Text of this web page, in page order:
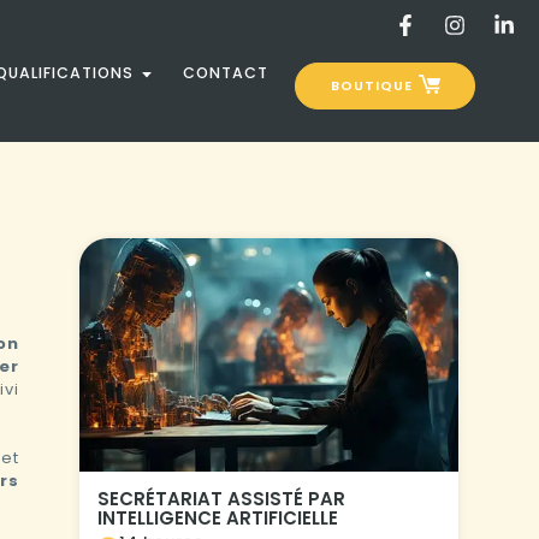
CONTACT
BOUTIQUE
SECRÉTARIAT ASSISTÉ PAR
INTELLIGENCE ARTIFICIELLE